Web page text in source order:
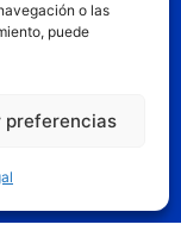
o las
puede
preferencias